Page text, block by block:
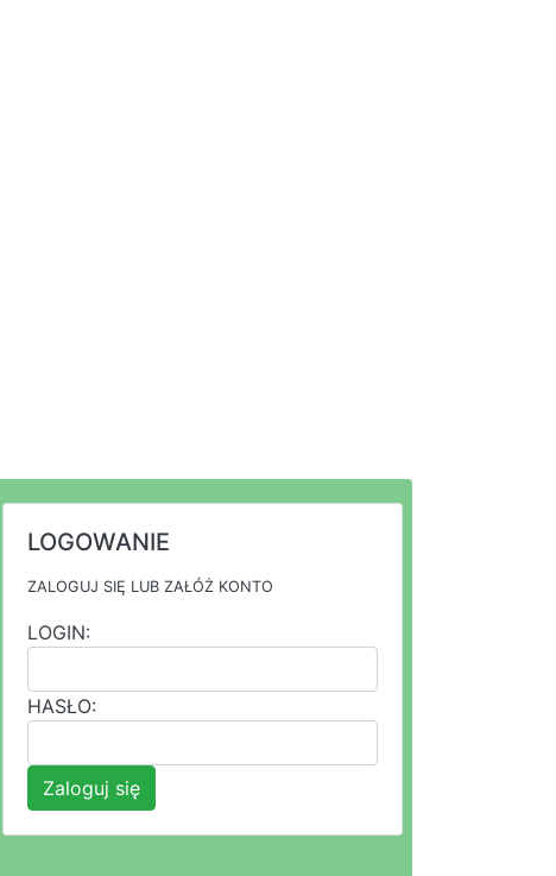
LOGOWANIE
ZALOGUJ SIĘ LUB ZAŁÓŻ KONTO
LOGIN:
HASŁO:
Zaloguj się